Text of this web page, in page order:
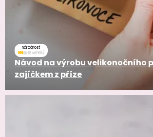
náročnosť
Návod na výrobu velikonočního
zajíčkem z příze